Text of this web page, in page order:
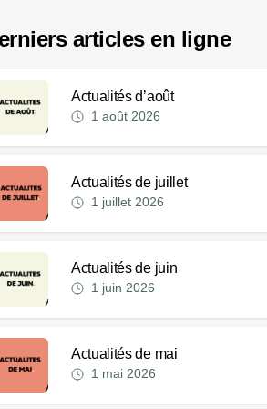
articles en ligne
Actualités d’août
1 août 2026
Actualités de juillet
1 juillet 2026
Actualités de juin
1 juin 2026
Actualités de mai
1 mai 2026